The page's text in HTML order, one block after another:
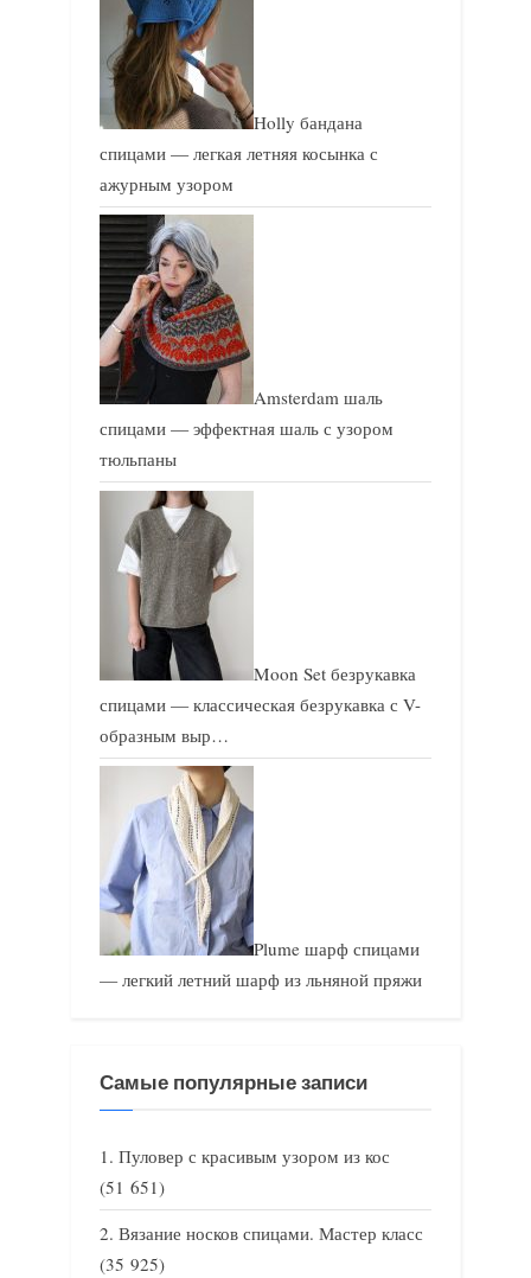
Holly бандана
спицами — легкая летняя косынка с
ажурным узором
Amsterdam шаль
спицами — эффектная шаль с узором
тюльпаны
Moon Set безрукавка
спицами — классическая безрукавка с V-
образным выр…
Plume шарф спицами
— легкий летний шарф из льняной пряжи
Самые популярные записи
Пуловер с красивым узором из кос
(51 651)
Вязание носков спицами. Мастер класс
(35 925)